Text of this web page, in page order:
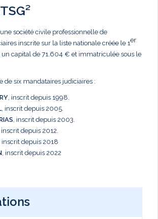
une société civile professionnelle de
inscrite sur la liste nationale créée le 1er
un capital de 71.604 € et immatriculée sous le
de six mandataires judiciaires :
, inscrit depuis 1998.
, inscrit depuis 2005.
, inscrit depuis 2003.
inscrit depuis 2012.
inscrit depuis 2018
, inscrit depuis 2022